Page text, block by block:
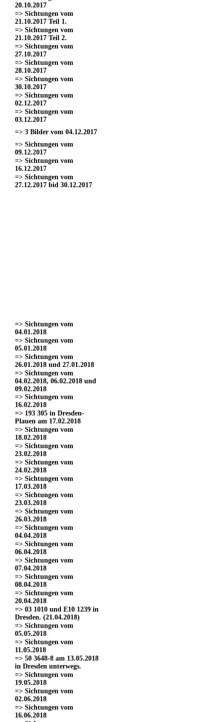
20.10.2017
=> Sichtungen vom
21.10.2017 Teil 1.
=> Sichtungen vom
21.10.2017 Teil 2.
=> Sichtungen vom
27.10.2017
=> Sichtungen vom
28.10.2017
=> Sichtungen vom
30.10.2017
=> Sichtungen vom
02.12.2017
=> Sichtungen vom
03.12.2017
=> 3 Bilder vom 04.12.2017
=> Sichtungen vom
09.12.2017
=> Sichtungen vom
16.12.2017
=> Sichtungen vom
27.12.2017 bid 30.12.2017
=> Sichtungen vom
04.01.2018
=> Sichtungen vom
05.01.2018
=> Sichtungen vom
26.01.2018 und 27.01.2018
=> Sichtungen vom
04.02.2018, 06.02.2018 und
09.02.2018
=> Sichtungen vom
16.02.2018
=> 193 305 in Dresden-
Plauen am 17.02.2018
=> Sichtungen vom
18.02.2018
=> Sichtungen vom
23.02.2018
=> Sichtungen vom
24.02.2018
=> Sichtungen vom
17.03.2018
=> Sichtungen vom
23.03.2018
=> Sichtungen vom
26.03.2018
=> Sichtungen vom
04.04.2018
=> Sichtungen vom
06.04.2018
=> Sichtungen vom
07.04.2018
=> Sichtungen vom
08.04.2018
=> Sichtungen vom
20.04.2018
=> 03 1010 und E10 1239 in
Dresden. (21.04.2018)
=> Sichtungen vom
05.05.2018
=> Sichtungen vom
11.05.2018
=> 50 3648-8 am 13.05.2018
in Dresden unterwegs.
=> Sichtungen vom
19.05.2018
=> Sichtungen vom
02.06.2018
=> Sichtungen vom
16.06.2018